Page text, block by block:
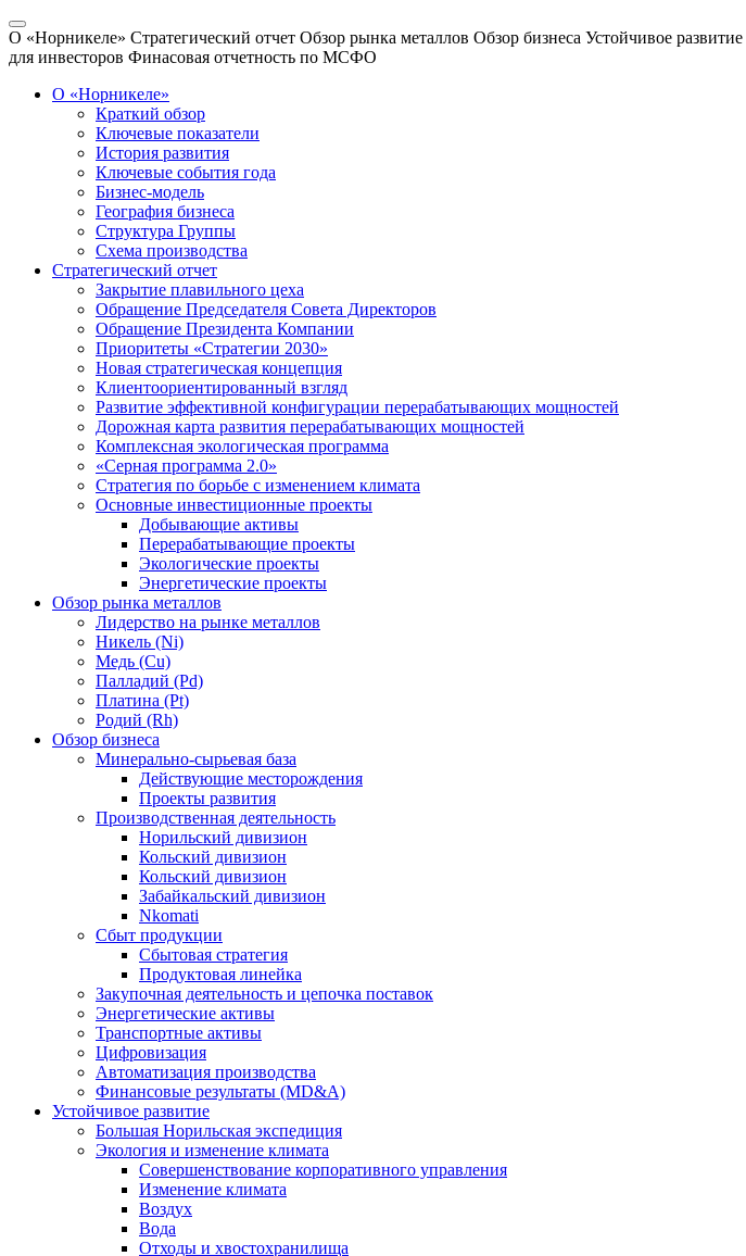
О «Норникеле» Стратегический отчет Обзор рынка металлов Обзор бизнеса Устойчивое развитие
для инвесторов Финасовая отчетность по МСФО
О «Норникеле»
Краткий обзор
Ключевые показатели
История развития
Ключевые события года
Бизнес-модель
География бизнеса
Структура Группы
Схема производства
Стратегический отчет
Закрытие плавильного цеха
Обращение Председателя Совета Директоров
Обращение Президента Компании
Приоритеты «Стратегии 2030»
Новая стратегическая концепция
Клиентоориентированный взгляд
Развитие эффективной конфигурации перерабатывающих мощностей
Дорожная карта развития перерабатывающих мощностей
Комплексная экологическая программа
«Серная программа 2.0»
Стратегия по борьбе с изменением климата
Основные инвестиционные проекты
Добывающие активы
Перерабатывающие проекты
Экологические проекты
Энергетические проекты
Обзор рынка металлов
Лидерство на рынке металлов
Никель (Ni)
Медь (Cu)
Палладий (Pd)
Платина (Pt)
Родий (Rh)
Обзор бизнеса
Минерально-сырьевая база
Действующие месторождения
Проекты развития
Производственная деятельность
Норильский дивизион
Кольский дивизион
Кольский дивизион
Забайкальский дивизион
Nkomati
Сбыт продукции
Сбытовая стратегия
Продуктовая линейка
Закупочная деятельность и цепочка поставок
Энергетические активы
Транспортные активы
Цифровизация
Автоматизация производства
Финансовые результаты (MD&A)
Устойчивое развитие
Большая Норильская экспедиция
Экология и изменение климата
Совершенствование корпоративного управления
Изменение климата
Воздух
Вода
Отходы и хвостохранилища